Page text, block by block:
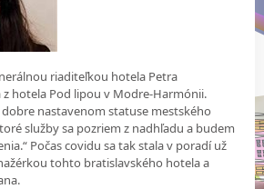
riaditeľkou hotela Petra
z hotela Pod lipou v Modre-Harmónii.
dobre nastavenom statuse mestského
služby sa pozriem z nadhľadu a budem
Počas covidu sa tak stala v poradí už
tohto bratislavského hotela a